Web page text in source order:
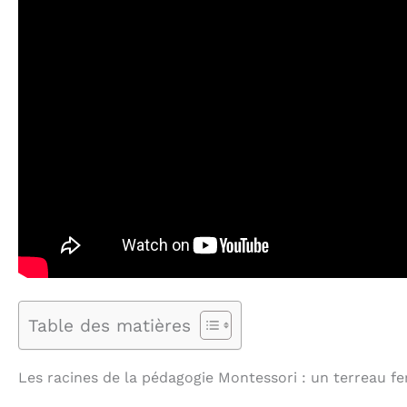
Table des matières
Les racines de la pédagogie Montessori : un terreau